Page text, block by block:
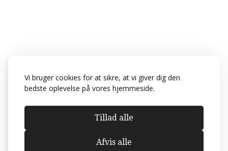
Vi bruger cookies for at sikre, at vi giver dig den
bedste oplevelse på vores hjemmeside.
Tillad alle
Afvis alle